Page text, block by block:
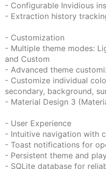
- Configurable Invidious
- Extraction history
- Customization
- Multiple theme modes:
and Custom
- Advanced theme
- Customize individual
secondary, background,
- Material Design 3
- User Experience
- Intuitive navigation with
- Toast notifications for
- Persistent theme and
- SQLite database for